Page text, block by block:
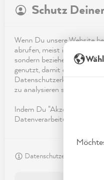
Schutz
Wenn Du unsere Website
abrufen, meist in Form von
sondern beziehen sich
genutzt, damit die Website
Datenschutzerklärung
zu analysieren sowie
Indem Du "Akzeptieren &
Datenverarbeitungen
Datenschutzerklärung